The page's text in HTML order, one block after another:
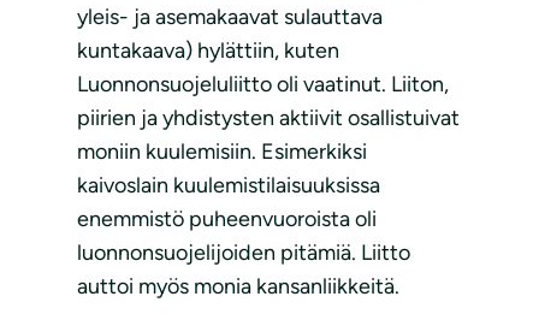
yleis- ja asemakaavat sulauttava
kuntakaava) hylättiin, kuten
Luonnonsuojeluliitto oli vaatinut. Liiton,
piirien ja yhdistysten aktiivit osallistuivat
moniin kuulemisiin. Esimerkiksi
kaivoslain kuulemistilaisuuksissa
enemmistö puheenvuoroista oli
luonnonsuojelijoiden pitämiä. Liitto
auttoi myös monia kansanliikkeitä.